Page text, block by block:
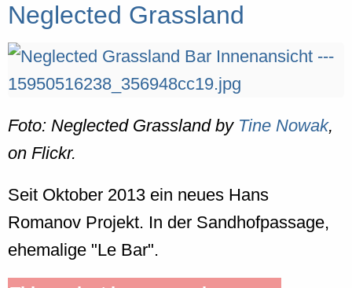
Neglected Grassland
Foto: Neglected Grassland by Tine Nowak,
on Flickr.
Seit Oktober 2013 ein neues Hans
Romanov Projekt. In der Sandhofpassage,
ehemalige "Le Bar".